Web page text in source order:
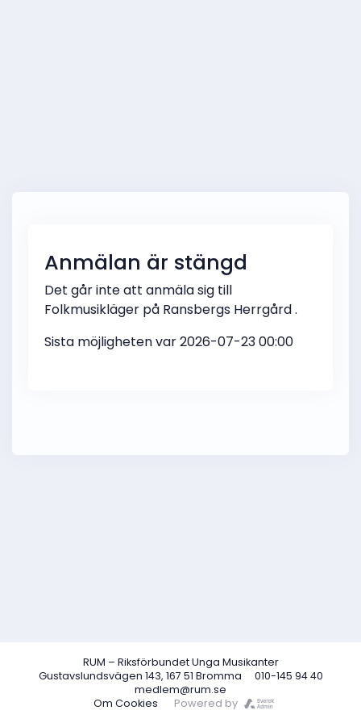
Anmälan är stängd
Det går inte att anmäla sig till
Folkmusikläger på Ransbergs Herrgård .
Sista möjligheten var 2026-07-23 00:00
Om Cookies Powered by
RUM – Riksförbundet Unga Musikanter
Gustavslundsvägen 143, 167 51 Bromma
010-145 94 40
medlem@rum.se